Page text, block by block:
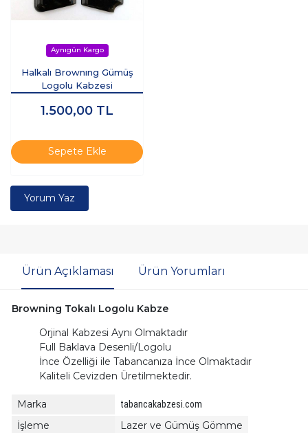
Halkalı Brownıng Gümüş
Logolu Kabzesi
1.500,00 TL
Sepete Ekle
Yorum Yaz
Ürün Açıklaması Ürün Yorumları
Browning Tokalı Logolu Kabze
Orjinal Kabzesi Aynı Olmaktadır
Full Baklava Desenli/Logolu
İnce Özelliği ile Tabancanıza İnce Olmaktadır
Kaliteli Cevizden Üretilmektedir.
Marka tabancakabzesi.com
İşleme
Lazer ve Gümüş Gömme